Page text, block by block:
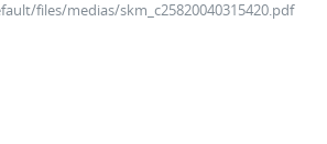
files/medias/skm_c25820040315420.pdf